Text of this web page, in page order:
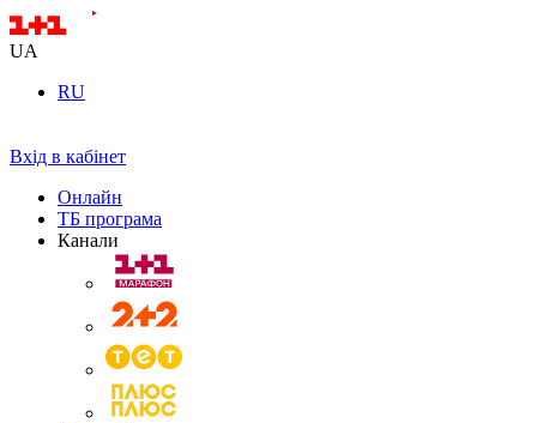
UA
RU
Вхід в кабінет
Онлайн
ТБ програма
Канали